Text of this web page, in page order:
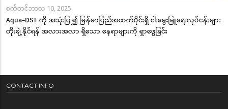
စက်တင်ဘာလ 10, 2025
Aqua-DST ကို အသုံးပြု၍ မြန်မာပြည်အထက်ပိုင်းရှိ ငါးမွေးမြူရေးလုပ်ငန်းများ
တိုးချဲ့နိုင်ရန် အလားအလာ ရှိသော နေရာများကို ရှာဖွေခြင်း
CONTACT INFO